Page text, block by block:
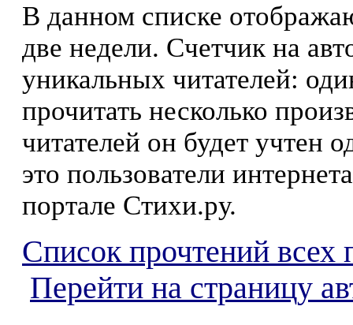
В данном списке
две недели. Счетчик на
уникальных читателей:
прочитать несколько
читателей он будет учтен
это пользователи
портале Стихи.ру.
Список прочтений всех
Перейти на страницу